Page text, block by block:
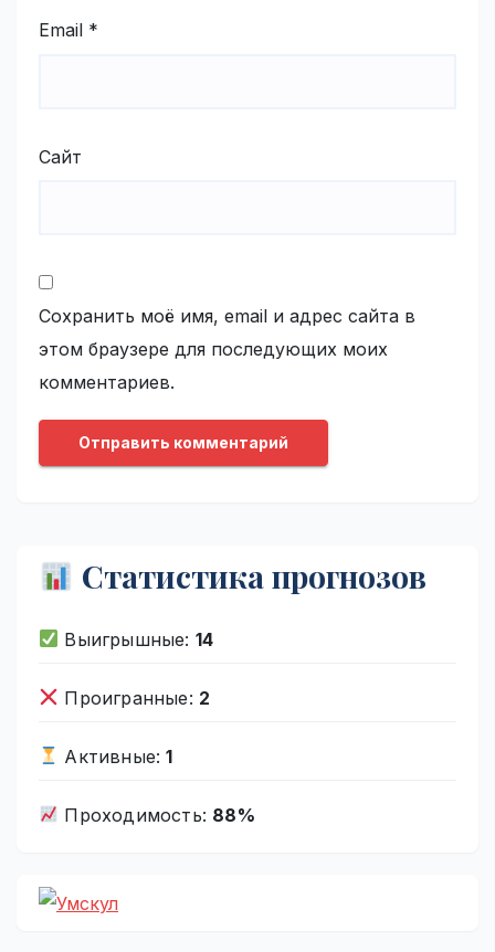
Email *
Сайт
Сохранить моё имя, email и адрес сайта в
этом браузере для последующих моих
комментариев.
Статистика прогнозов
Выигрышные: 14
Проигранные: 2
Активные:1
Проходимость: 88%